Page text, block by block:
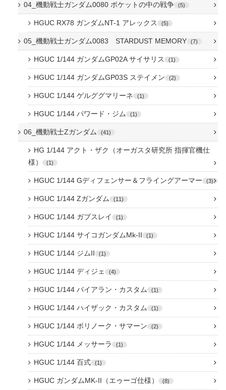
04_機動戦士ガンダム0080 ポケットの中の戦争 5
HGUC RX78 ガンダムNT-1 アレックス 5
05_機動戦士ガンダム0083 STARDUST MEMORY 7
HGUC 1/144 ガンダムGP02A サイサリス 1
HGUC 1/144 ガンダムGP03S ステイメン 2
HGUC 1/144 ゲルググマリーネ 1
HGUC 1/144 パワード・ジム 1
06_機動戦士Zガンダム 41
HG 1/144 アクト・ザク（オーガスタ研究所 指揮官機仕
様）
1
HGUC 1/144 Gディフェンサー＆フライングアーマー 3
HGUC 1/144 Zガンダム 11
HGUC 1/144 ガブスレイ 1
HGUC 1/144 サイコガンダムMk-II 1
HGUC 1/144 ジムII 1
HGUC 1/144 ディジェ 4
HGUC 1/144 バイアラン・カスタム 1
HGUC 1/144 ハイザック・カスタム 1
HGUC 1/144 ボリノーク・サマーン 2
HGUC 1/144 メッサーラ 1
HGUC 1/144 百式 1
HGUC ガンダムMK-II（エゥーゴ仕様） 8